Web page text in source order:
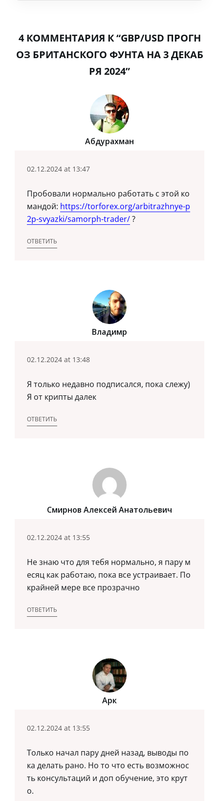
4 КОММЕНТАРИЯ К “GBP/USD ПРОГН
ОЗ БРИТАНСКОГО ФУНТА НА 3 ДЕКАБ
РЯ 2024”
Абдурахман
02.12.2024 at 13:47
Пробовали нормально работать с этой ко
мандой: https://torforex.org/arbitrazhnye-p
2p-svyazki/samorph-trader/?
ОТВЕТИТЬ
Владимр
02.12.2024 at 13:48
Я только недавно подписался, пока слежу)
Я от крипты далек
ОТВЕТИТЬ
Смирнов Алексей Анатольевич
02.12.2024 at 13:55
Не знаю что для тебя нормально, я пару м
есяц как работаю, пока все устраивает. По
крайней мере все прозрачно
ОТВЕТИТЬ
Арк
02.12.2024 at 13:55
Только начал пару дней назад, выводы по
ка делать рано. Но то что есть возможнос
ть консультаций и доп обучение, это крут
о.